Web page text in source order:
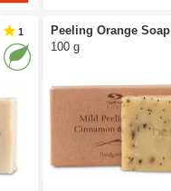
1
Peeling Orange Soap
100 g